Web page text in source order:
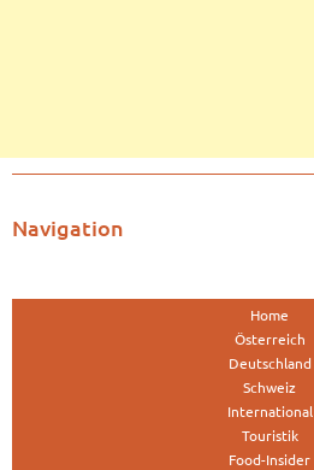
Navigation
Home
Österreich
Deutschland
Schweiz
International
Touristik
Food-Insider